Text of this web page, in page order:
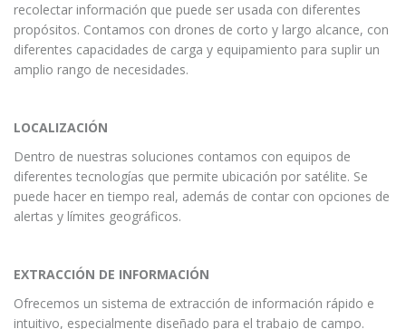
recolectar información que puede ser usada con diferentes
propósitos. Contamos con drones de corto y largo alcance, con
diferentes capacidades de carga y equipamiento para suplir un
amplio rango de necesidades.
LOCALIZACIÓN
Dentro de nuestras soluciones contamos con equipos de
diferentes tecnologías que permite ubicación por satélite. Se
puede hacer en tiempo real, además de contar con opciones de
alertas y límites geográficos.
EXTRACCIÓN DE INFORMACIÓN
Ofrecemos un sistema de extracción de información rápido e
intuitivo, especialmente diseñado para el trabajo de campo.